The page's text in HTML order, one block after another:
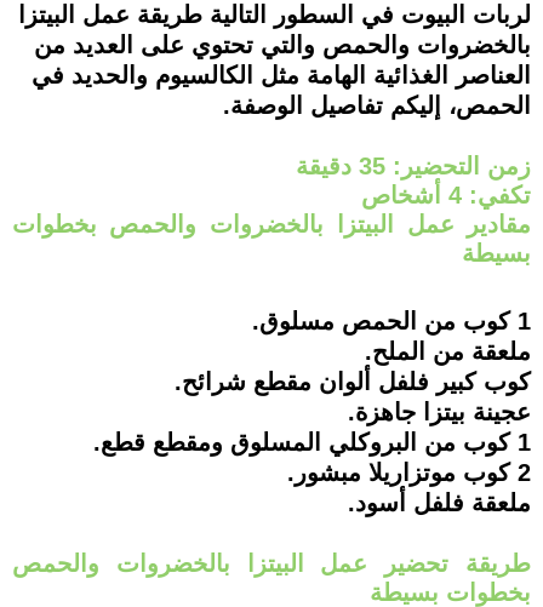
لربات البيوت في السطور التالية طريقة عمل البيتزا
بالخضروات والحمص والتي تحتوي على العديد من
العناصر الغذائية الهامة مثل الكالسيوم والحديد في
الحمص، إليكم تفاصيل الوصفة.
زمن التحضير: 35 دقيقة
تكفي: 4 أشخاص
مقادير عمل البيتزا بالخضروات والحمص بخطوات
بسيطة
1 كوب من الحمص مسلوق.
ملعقة من الملح.
كوب كبير فلفل ألوان مقطع شرائح.
عجينة بيتزا جاهزة.
1 كوب من البروكلي المسلوق ومقطع قطع.
2 كوب موتزاريلا مبشور.
ملعقة فلفل أسود.
طريقة تحضير عمل البيتزا بالخضروات والحمص
بخطوات بسيطة